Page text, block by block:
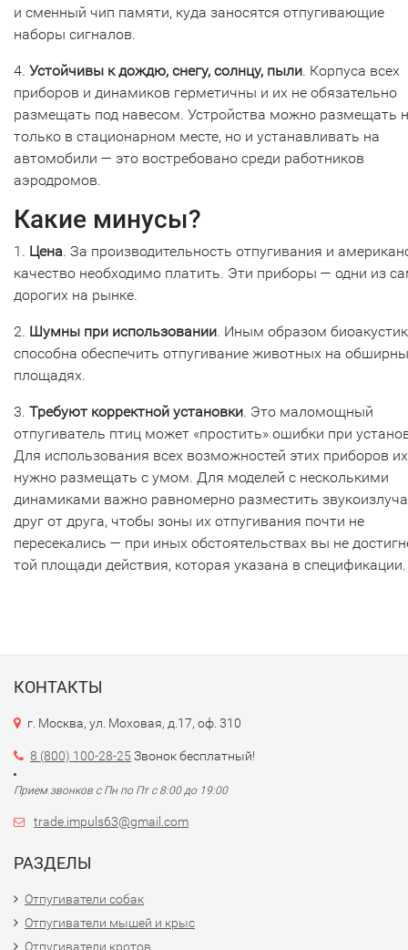
и сменный чип памяти, куда заносятся отпугивающие
наборы сигналов.
4. Устойчивы к дождю, снегу, солнцу, пыли. Корпуса всех
приборов и динамиков герметичны и их не обязательно
размещать под навесом. Устройства можно размещать
только в стационарном месте, но и устанавливать на
автомобили — это востребовано среди работников
аэродромов.
Какие минусы?
1. Цена. За производительность отпугивания и
качество необходимо платить. Эти приборы — одни из
дорогих на рынке.
2. Шумны при использовании. Иным образом
способна обеспечить отпугивание животных на
площадях.
3. Требуют корректной установки. Это маломощный
отпугиватель птиц может «простить» ошибки при
Для использования всех возможностей этих приборов их
нужно размещать с умом. Для моделей с несколькими
динамиками важно равномерно разместить
друг от друга, чтобы зоны их отпугивания почти не
пересекались — при иных обстоятельствах вы не
той площади действия, которая указана в спецификации.
КОНТАКТЫ
г. Москва, ул. Моховая, д.17, оф. 310
8 (800) 100-28-25 Звонок бесплатный!
Прием звонков с Пн по Пт с 8:00 до 19:00
trade.impuls63@gmail.com
РАЗДЕЛЫ
Отпугиватели собак
Отпугиватели мышей и крыс
Отпугиватели кротов